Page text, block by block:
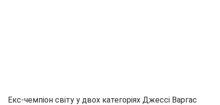
Екс-чемпіон світу у двох категоріях Джессі Варгас